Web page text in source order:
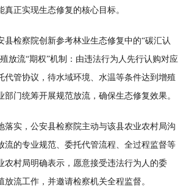
正实现生态修复的核心目标。
县检察院创新参考林业生态修复中的“碳汇认
放流“期权”机制：由违法行为人先行认购对应
代管协议，待水域环境、水温等条件达到增殖
部门统筹开展规范放流，确保生态修复效果。
落实，公安县检察院主动与该县农业农村局沟
流的专业规范、委托代管流程、全过程监督等
农村局明确表示，愿意接受违法行为人的委
流工作，并邀请检察机关全程监督。